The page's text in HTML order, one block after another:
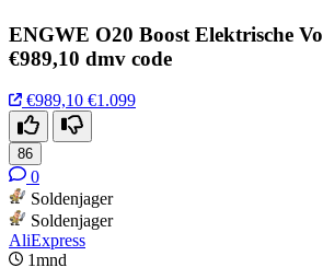
ENGWE O20 Boost Elektrische
€989,10 dmv code
€989,10 €1.099
86
0
Soldenjager
Soldenjager
AliExpress
1mnd